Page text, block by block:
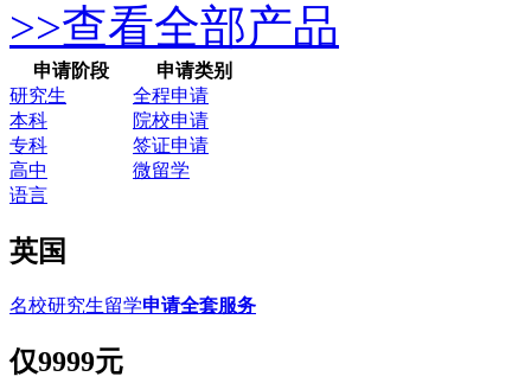
>>查看全部产品
申请阶段
申请类别
研究生
全程申请
本科
院校申请
专科
签证申请
高中
微留学
语言
英国
名校研究生留学申请全套服务
仅9999元